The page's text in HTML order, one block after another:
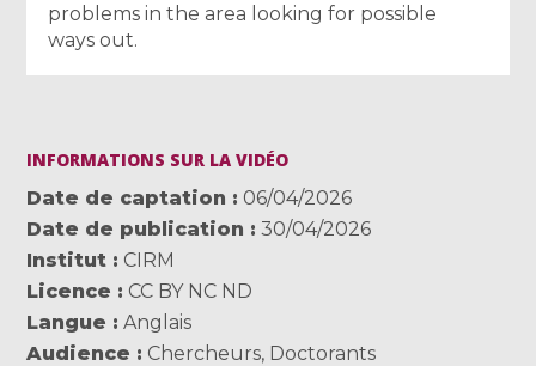
problems in the area looking for possible
ways out.
INFORMATIONS SUR LA VIDÉO
Date de captation
06/04/2026
Date de publication
30/04/2026
Institut
CIRM
Licence
CC BY NC ND
Langue
Anglais
Audience
Chercheurs, Doctorants